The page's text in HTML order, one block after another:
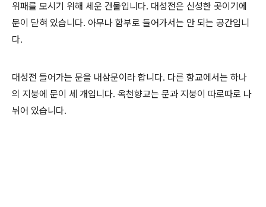
위패를 모시기 위해 세운 건물입니다. 대성전은 신성한 곳이기에
문이 닫혀 있습니다. 아무나 함부로 들어가서는 안 되는 공간입니
다.
대성전 들어가는 문을 내삼문이라 합니다. 다른 향교에서는 하나
의 지붕에 문이 세 개입니다. 옥천향교는 문과 지붕이 따로따로 나
뉘어 있습니다.